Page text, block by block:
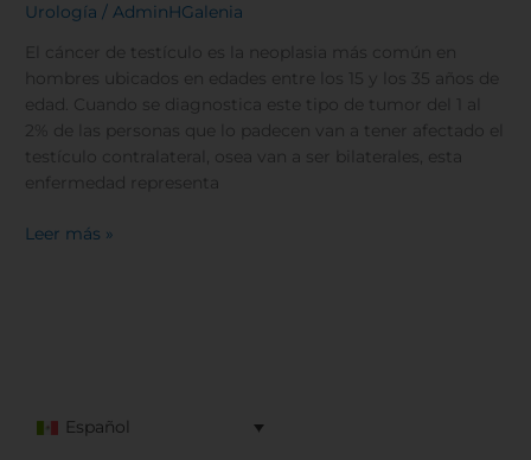
Urología / AdminHGalenia
El cáncer de testículo es la neoplasia más común en
hombres ubicados en edades entre los 15 y los 35 años de
edad. Cuando se diagnostica este tipo de tumor del 1 al
2% de las personas que lo padecen van a tener afectado el
testículo contralateral, osea van a ser bilaterales, esta
enfermedad representa
de
testículo
Leer más »
Español